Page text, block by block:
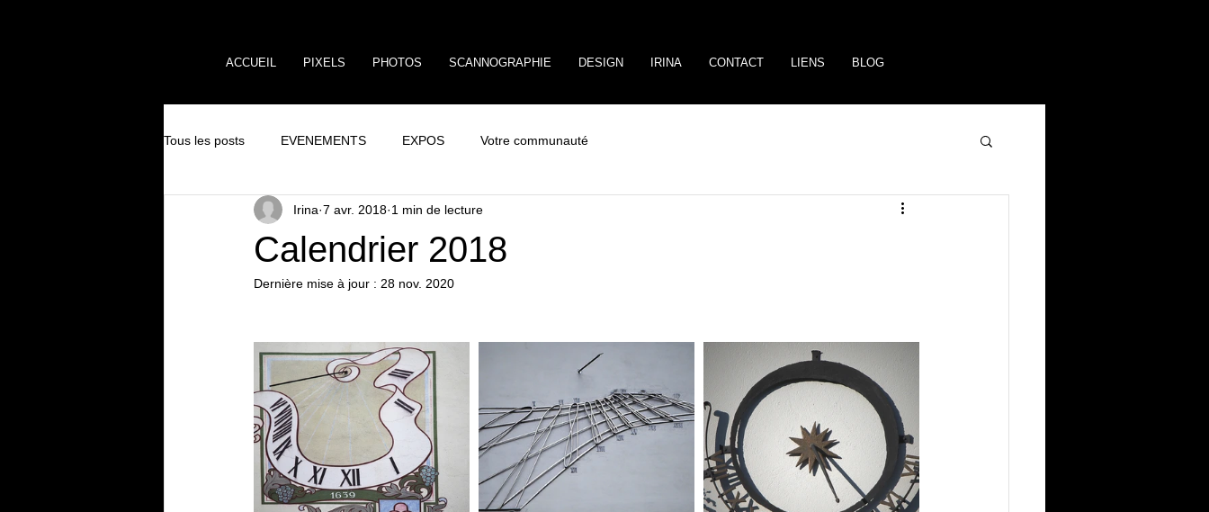
ACCUEIL PIXELS PHOTOS SCANNOGRAPHIE DESIGN IRINA CONTACT LIENS BLOG
Tous les posts EVENEMENTS EXPOS Votre communauté
Calendrier 2018
Irina 7 avr. 2018 1 min de lecture
Dernière mise à jour : 28 nov. 2020